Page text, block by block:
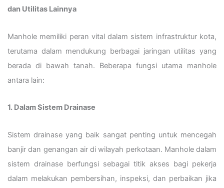
dan Utilitas Lainnya
Manhole memiliki peran vital dalam sistem infrastruktur kota,
terutama dalam mendukung berbagai jaringan utilitas yang
berada di bawah tanah. Beberapa fungsi utama manhole
antara lain:
1. Dalam Sistem Drainase
Sistem drainase yang baik sangat penting untuk mencegah
banjir dan genangan air di wilayah perkotaan. Manhole dalam
sistem drainase berfungsi sebagai titik akses bagi pekerja
dalam melakukan pembersihan, inspeksi, dan perbaikan jika